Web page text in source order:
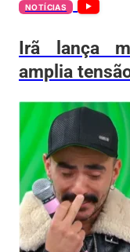
NOTÍCIAS
Irã lança
amplia